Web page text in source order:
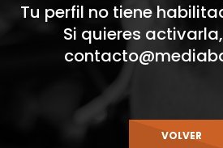
Tu perfil no tiene
Si quieres